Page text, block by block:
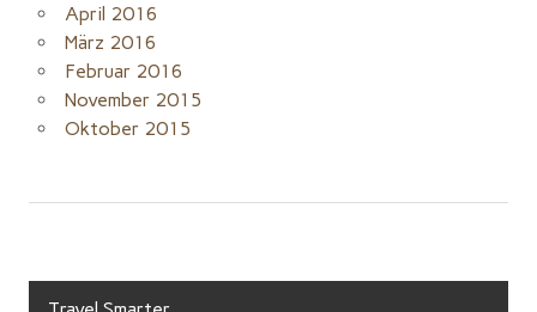
April 2016
März 2016
Februar 2016
November 2015
Oktober 2015